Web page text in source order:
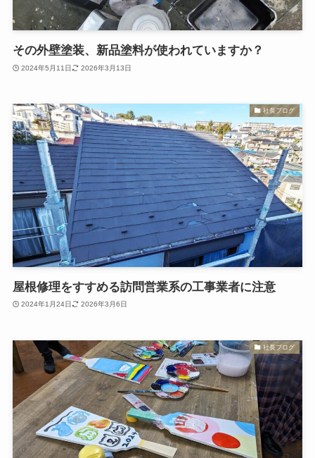
その外壁塗装、新品塗料が使われていますか？
2024年5月11日 2026年3月13日
社長ブログ
屋根修理をすすめる訪問営業系の工事業者に注意
2024年1月24日 2026年3月6日
社長ブログ